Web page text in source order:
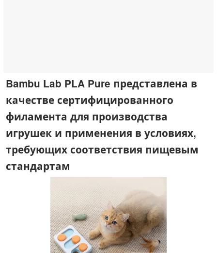
Bambu Lab PLA Pure представлена в
качестве сертифицированного
филамента для производства
игрушек и применения в условиях,
требующих соответствия пищевым
стандартам